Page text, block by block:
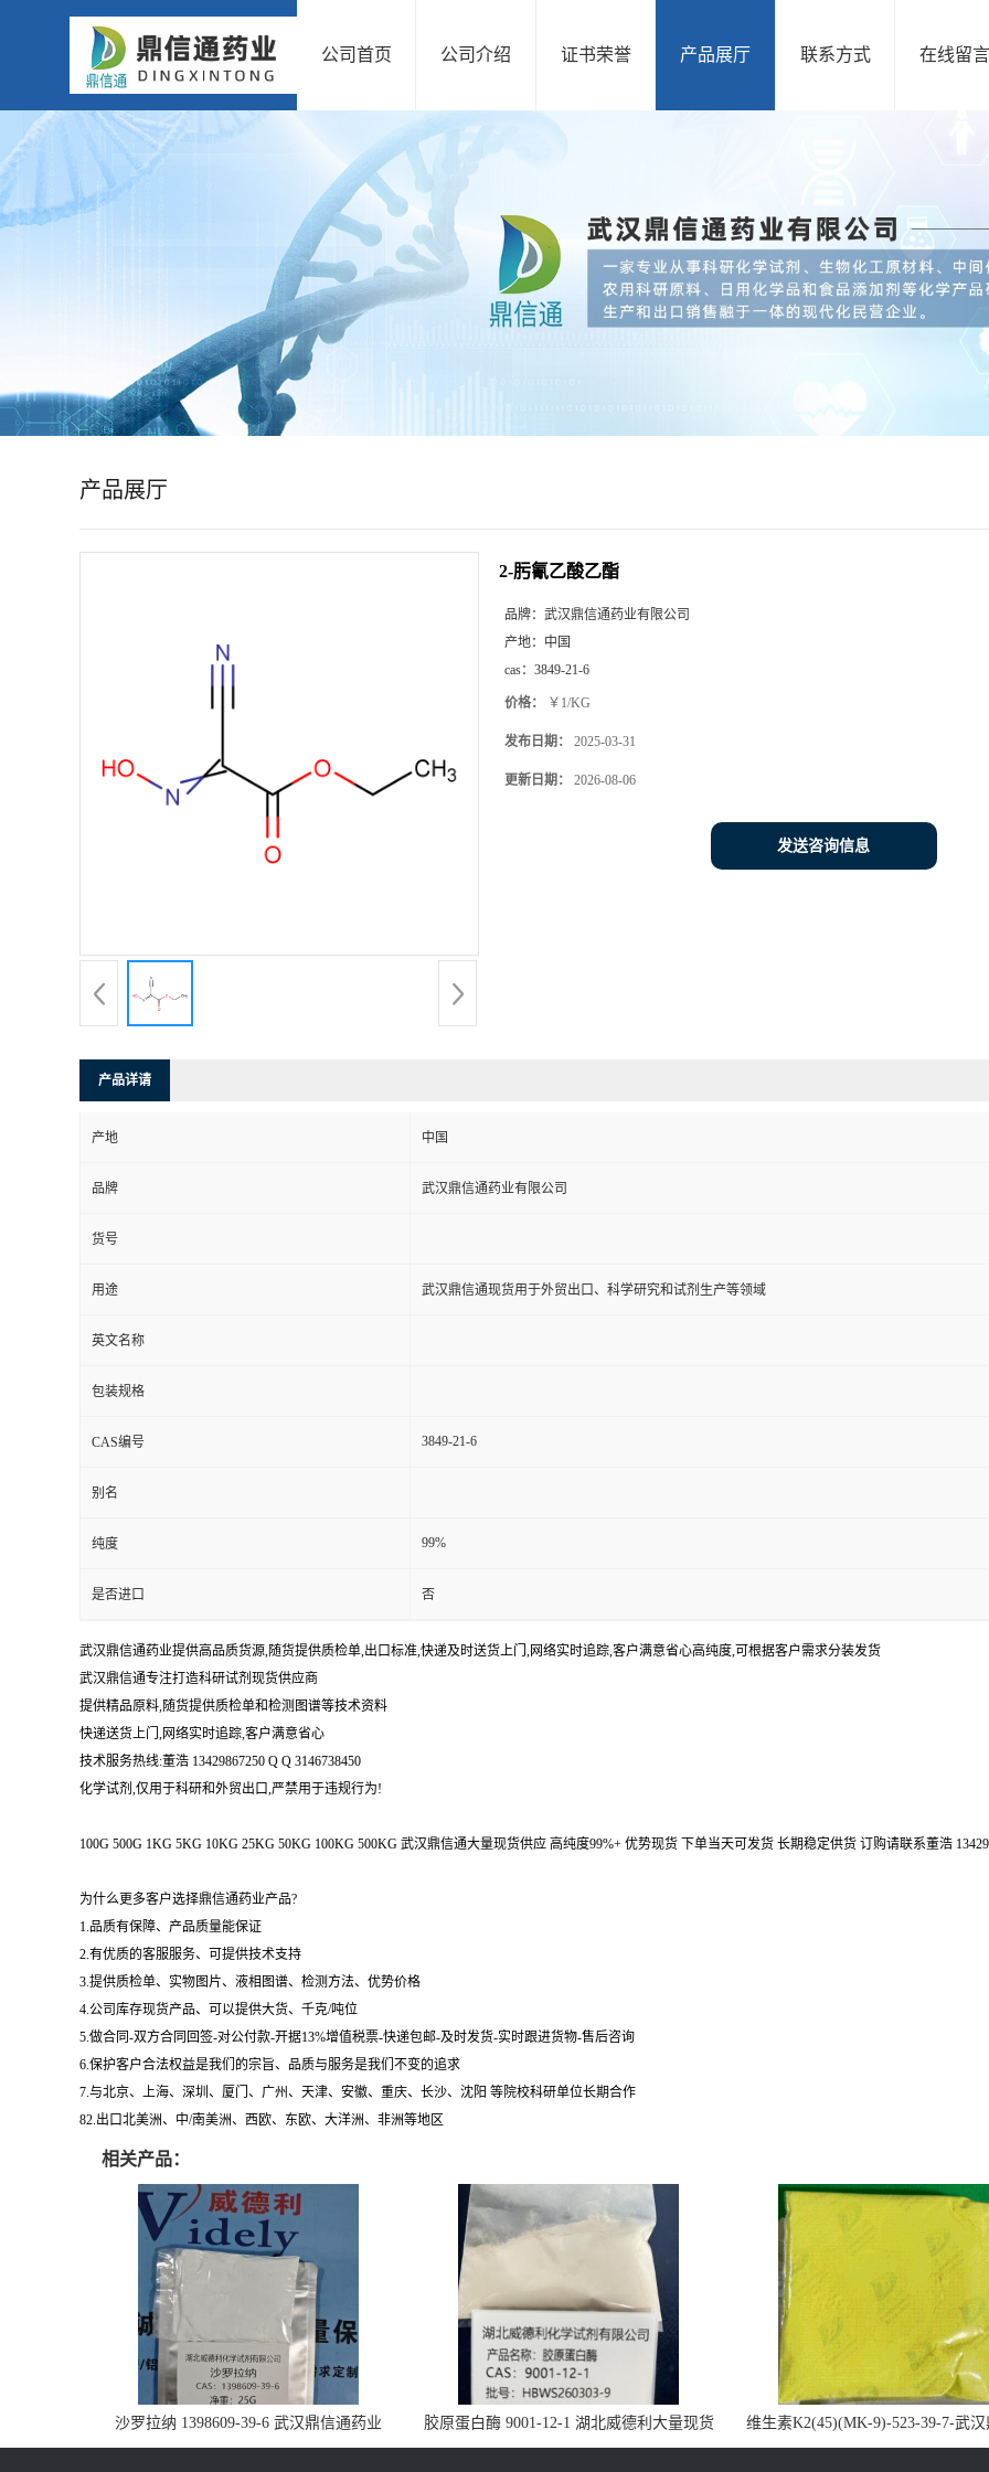
公司首页 公司介绍 证书荣誉 产品展厅 联系方式 在线留言
产品展厅
2-肟氰乙酸乙酯
品牌： 武汉鼎信通药业有限公司
产地： 中国
cas： 3849-21-6
价格： ￥1/KG
发布日期： 2025-03-31
更新日期： 2026-08-06
发送咨询信息
产品详请
产地 中国
品牌 武汉鼎信通药业有限公司
货号
用途 武汉鼎信通现货用于外贸出口、科学研究和试剂生产等领域
英文名称
包装规格
CAS编号 3849-21-6
别名
纯度 99%
是否进口 否
武汉鼎信通药业提供高品质货源,随货提供质检单,出口标准,快递及时送货上门,网络实时追踪,客户满意省心高纯度,可根据客户需求分装发货
武汉鼎信通专注打造科研试剂现货供应商
提供精品原料,随货提供质检单和检测图谱等技术资料
快递送货上门,网络实时追踪,客户满意省心
技术服务热线:董浩 13429867250 Q Q 3146738450
化学试剂,仅用于科研和外贸出口,严禁用于违规行为!
100G 500G 1KG 5KG 10KG 25KG 50KG 100KG 500KG 武汉鼎信通大量现货供应 高纯度99%+ 优势现货 下单当天可发货 长期稳定供货 订购请联系董浩
为什么更多客户选择鼎信通药业产品?
1.品质有保障、产品质量能保证
2.有优质的客服服务、可提供技术支持
3.提供质检单、实物图片、液相图谱、检测方法、优势价格
4.公司库存现货产品、可以提供大货、千克/吨位
5.做合同-双方合同回签-对公付款-开据13%增值税票-快递包邮-及时发货-实时跟进货物-售后咨询
6.保护客户合法权益是我们的宗旨、品质与服务是我们不变的追求
7.与北京、上海、深圳、厦门、广州、天津、安徽、重庆、长沙、沈阳 等院校科研单位长期合作
82.出口北美洲、中/南美洲、西欧、东欧、大洋洲、非洲等地区
相关产品：
沙罗拉纳 1398609-39-6 武汉鼎信通药业
胶原蛋白酶 9001-12-1 湖北威德利大量现货
供应
维生素K2(45)(MK-9)-523-39-7-武汉
药业大量现货供应